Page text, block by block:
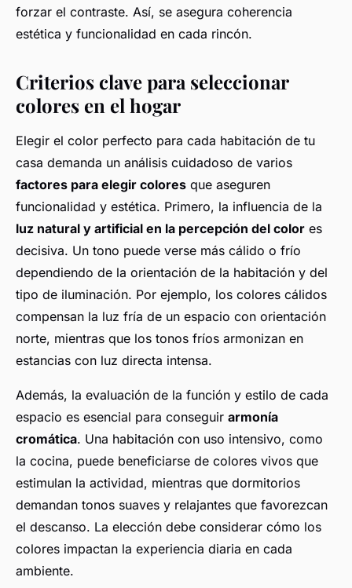
forzar el contraste. Así, se asegura coherencia
estética y funcionalidad en cada rincón.
Criterios clave para seleccionar
colores en el hogar
Elegir el color perfecto para cada habitación de tu
casa demanda un análisis cuidadoso de varios
factores para elegir colores que aseguren
funcionalidad y estética. Primero, la influencia de la
luz natural y artificial en la percepción del color es
decisiva. Un tono puede verse más cálido o frío
dependiendo de la orientación de la habitación y del
tipo de iluminación. Por ejemplo, los colores cálidos
compensan la luz fría de un espacio con orientación
norte, mientras que los tonos fríos armonizan en
estancias con luz directa intensa.
Además, la evaluación de la función y estilo de cada
espacio es esencial para conseguir armonía
cromática. Una habitación con uso intensivo, como
la cocina, puede beneficiarse de colores vivos que
estimulan la actividad, mientras que dormitorios
demandan tonos suaves y relajantes que favorezcan
el descanso. La elección debe considerar cómo los
colores impactan la experiencia diaria en cada
ambiente.